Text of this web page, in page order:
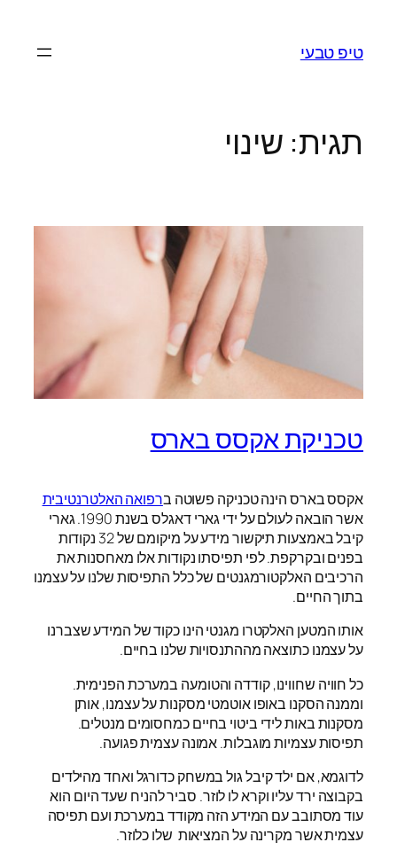
טיפ טבעי
תגית: שינוי
טכניקת אקסס בארס
אקסס בארס הינה טכניקה פשוטה ברפואה האלטרנטיבית
אשר הובאה לעולם על ידי גארי דאגלס בשנת 1990. גארי
קיבל באמצעות תיקשור מידע על מיקומם של 32 נקודות
בפנים ובקרקפת. לפי תפיסתו נקודות אלו מאחסנות את
הרכיבים האלקטורמגנטים של כלל התפיסות שלנו על עצמנו
בתוך החיים.
אותו המטען האלקטרו מגנטי הינו כקוד של המידע שצברנו
על עצמנו כתוצאה מההתנסויות שלנו בחיים.
כל חוויה שחווינו, קודדה והטומעה במערכת הפנימית.
וממנה הסקנו באופו אוטמטי מסקנות על עצמנו, אותן
מסקנות באות לידי ביטוי בחיים כמחסומים מנטלים.
תפיסות עצמיות מוגבלות. אמונה עצמית פגועה.
לדוגמא, אם ילד קיבל גול במשחק כדורגל ואחד מהילדים
בקבוצה ירד עליו וקרא לו לוזר. סביר להניח שעד היום הוא
עוד מסתובב עם המידע הזה מקודד במערכת ועם תפיסה
עצמית אשר מקרינה על המציאות שלו כלוזר.